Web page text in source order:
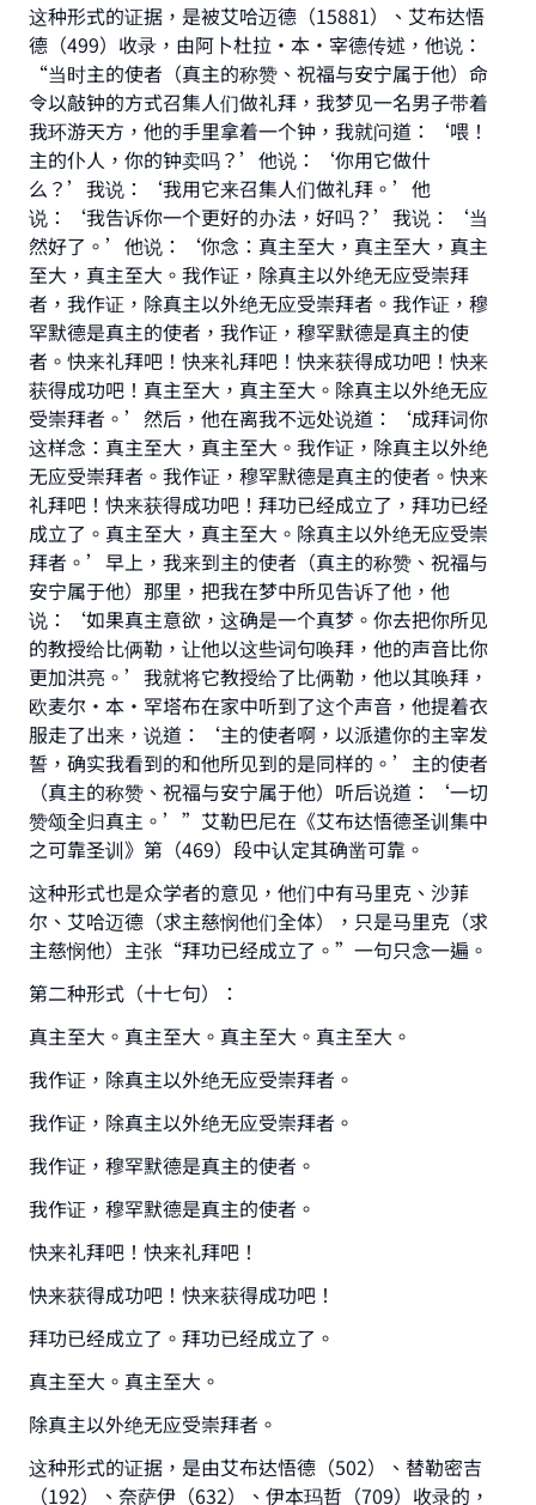
这种形式的证据，是被艾哈迈德（15881）、艾布达悟
德（499）收录，由阿卜杜拉·本·宰德传述，他说：
“当时主的使者（真主的称赞、祝福与安宁属于他）命
令以敲钟的方式召集人们做礼拜，我梦见一名男子带着
我环游天方，他的手里拿着一个钟，我就问道：‘喂！
主的仆人，你的钟卖吗？’他说：‘你用它做什
么？’我说：‘我用它来召集人们做礼拜。’他
说：‘我告诉你一个更好的办法，好吗？’我说：‘当
然好了。’他说：‘你念：真主至大，真主至大，真主
至大，真主至大。我作证，除真主以外绝无应受崇拜
者，我作证，除真主以外绝无应受崇拜者。我作证，穆
罕默德是真主的使者，我作证，穆罕默德是真主的使
者。快来礼拜吧！快来礼拜吧！快来获得成功吧！快来
获得成功吧！真主至大，真主至大。除真主以外绝无应
受崇拜者。’然后，他在离我不远处说道：‘成拜词你
这样念：真主至大，真主至大。我作证，除真主以外绝
无应受崇拜者。我作证，穆罕默德是真主的使者。快来
礼拜吧！快来获得成功吧！拜功已经成立了，拜功已经
成立了。真主至大，真主至大。除真主以外绝无应受崇
拜者。’早上，我来到主的使者（真主的称赞、祝福与
安宁属于他）那里，把我在梦中所见告诉了他，他
说：‘如果真主意欲，这确是一个真梦。你去把你所见
的教授给比俩勒，让他以这些词句唤拜，他的声音比你
更加洪亮。’我就将它教授给了比俩勒，他以其唤拜，
欧麦尔·本·罕塔布在家中听到了这个声音，他提着衣
服走了出来，说道：‘主的使者啊，以派遣你的主宰发
誓，确实我看到的和他所见到的是同样的。’主的使者
（真主的称赞、祝福与安宁属于他）听后说道：‘一切
赞颂全归真主。’”艾勒巴尼在《艾布达悟德圣训集中
之可靠圣训》第（469）段中认定其确凿可靠。
这种形式也是众学者的意见，他们中有马里克、沙菲
尔、艾哈迈德（求主慈悯他们全体），只是马里克（求
主慈悯他）主张“拜功已经成立了。”一句只念一遍。
第二种形式（十七句）：
真主至大。真主至大。真主至大。真主至大。
我作证，除真主以外绝无应受崇拜者。
我作证，除真主以外绝无应受崇拜者。
我作证，穆罕默德是真主的使者。
我作证，穆罕默德是真主的使者。
快来礼拜吧！快来礼拜吧！
快来获得成功吧！快来获得成功吧！
拜功已经成立了。拜功已经成立了。
真主至大。真主至大。
除真主以外绝无应受崇拜者。
这种形式的证据，是由艾布达悟德（502）、替勒密吉
（192）、奈萨伊（632）、伊本玛哲（709）收录的，